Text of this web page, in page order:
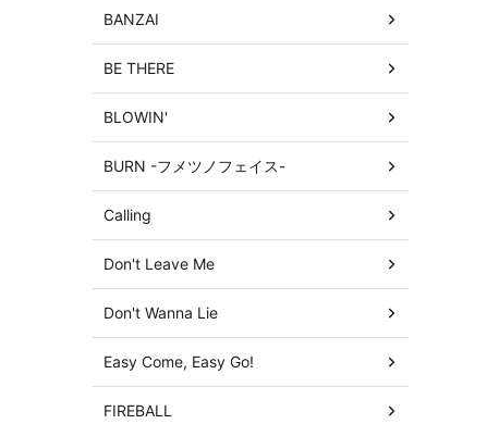
BANZAI
BE THERE
BLOWIN'
BURN -フメツノフェイス-
Calling
Don't Leave Me
Don't Wanna Lie
Easy Come, Easy Go!
FIREBALL